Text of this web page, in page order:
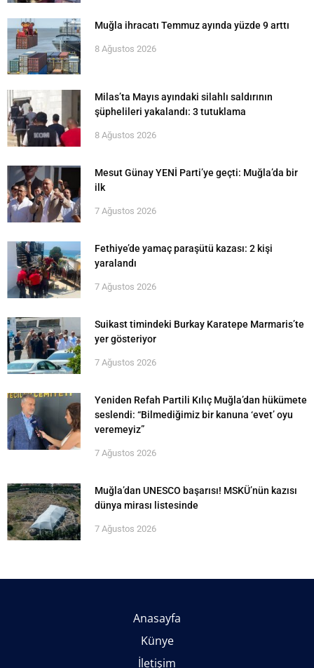
Muğla ihracatı Temmuz ayında yüzde 9 arttı
8 Ağustos 2026
Milas’ta Mayıs ayındaki silahlı saldırının
şüphelileri yakalandı: 3 tutuklama
8 Ağustos 2026
Mesut Günay YENİ Parti’ye geçti: Muğla’da bir
ilk
7 Ağustos 2026
Fethiye’de yamaç paraşütü kazası: 2 kişi
yaralandı
7 Ağustos 2026
Suikast timindeki Burkay Karatepe Marmaris’te
yer gösteriyor
7 Ağustos 2026
Yeniden Refah Partili Kılıç Muğla’dan hükümete
seslendi: “Bilmediğimiz bir kanuna ‘evet’ oyu
veremeyiz”
7 Ağustos 2026
Muğla’dan UNESCO başarısı! MSKÜ’nün kazısı
dünya mirası listesinde
7 Ağustos 2026
Anasayfa
Künye
İletişim